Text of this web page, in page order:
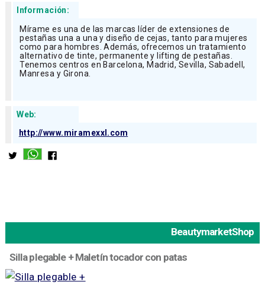
Información:
Mírame es una de las marcas líder de extensiones de
pestañas una a una y diseño de cejas, tanto para mujeres
como para hombres. Además, ofrecemos un tratamiento
alternativo de tinte, permanente y lifting de pestañas.
Tenemos centros en Barcelona, Madrid, Sevilla, Sabadell,
Manresa y Girona.
Web:
http://www.miramexxl.com
BeautymarketShop
Silla plegable + Maletín tocador con patas